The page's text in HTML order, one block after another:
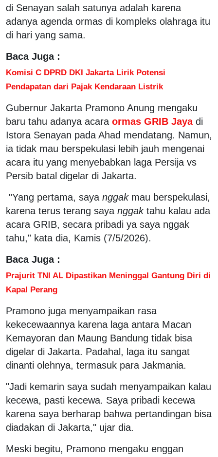
di Senayan salah satunya adalah karena
adanya agenda ormas di kompleks olahraga itu
di hari yang sama.
Baca Juga :
Komisi C DPRD DKI Jakarta Lirik Potensi
Pendapatan dari Pajak Kendaraan Listrik
Gubernur Jakarta Pramono Anung mengaku
baru tahu adanya acara ormas GRIB Jaya di
Istora Senayan pada Ahad mendatang. Namun,
ia tidak mau berspekulasi lebih jauh mengenai
acara itu yang menyebabkan laga Persija vs
Persib batal digelar di Jakarta.
"Yang pertama, saya nggakmau berspekulasi,
karena terus terang saya nggaktahu kalau ada
acara GRIB, secara pribadi ya saya nggak
tahu," kata dia, Kamis (7/5/2026).
Baca Juga :
Prajurit TNI AL Dipastikan Meninggal Gantung Diri di
Kapal Perang
Pramono juga menyampaikan rasa
kekecewaannya karena laga antara Macan
Kemayoran dan Maung Bandung tidak bisa
digelar di Jakarta. Padahal, laga itu sangat
dinanti olehnya, termasuk para Jakmania.
"Jadi kemarin saya sudah menyampaikan kalau
kecewa, pasti kecewa. Saya pribadi kecewa
karena saya berharap bahwa pertandingan bisa
diadakan di Jakarta," ujar dia.
Meski begitu, Pramono mengaku enggan